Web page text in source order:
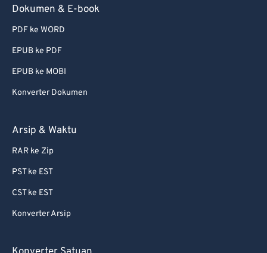
Dokumen & E-book
PDF ke WORD
EPUB ke PDF
EPUB ke MOBI
Konverter Dokumen
Arsip & Waktu
RAR ke Zip
PST ke EST
CST ke EST
Konverter Arsip